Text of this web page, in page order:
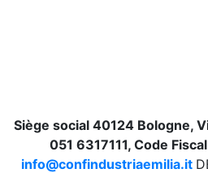
Siège social 40124 Bologne,
051 6317111, Code
info@confindustriaemilia.it